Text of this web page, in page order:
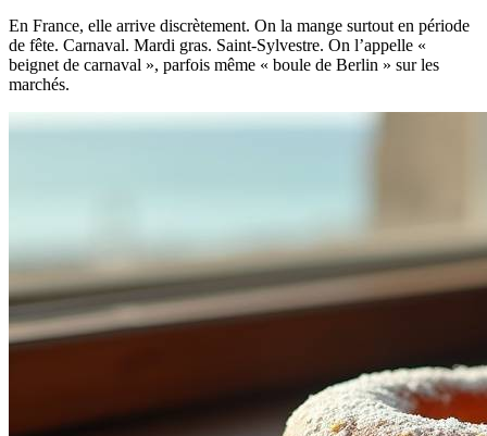
En France, elle arrive discrètement. On la mange surtout en période
de fête. Carnaval. Mardi gras. Saint-Sylvestre. On l’appelle «
beignet de carnaval », parfois même « boule de Berlin » sur les
marchés.